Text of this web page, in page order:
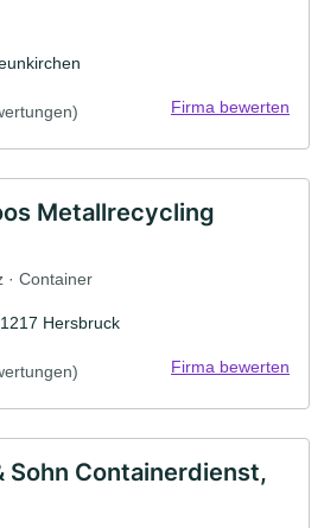
Firma bewerten
Metallrecycling
· Container
Hersbruck
Firma bewerten
Sohn Containerdienst,